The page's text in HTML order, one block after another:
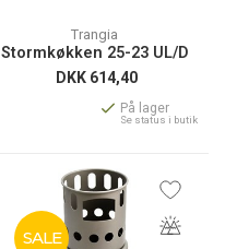
Trangia
Stormkøkken 25-23 UL/D
DKK 614,40
På lager
Se status i butik
SALE